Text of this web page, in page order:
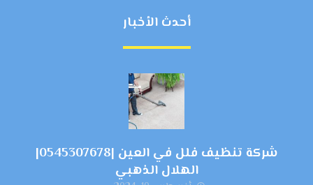
أحدث الأخبار
شركة تنظيف فلل في العين |0545307678|
الهلال الذهبي